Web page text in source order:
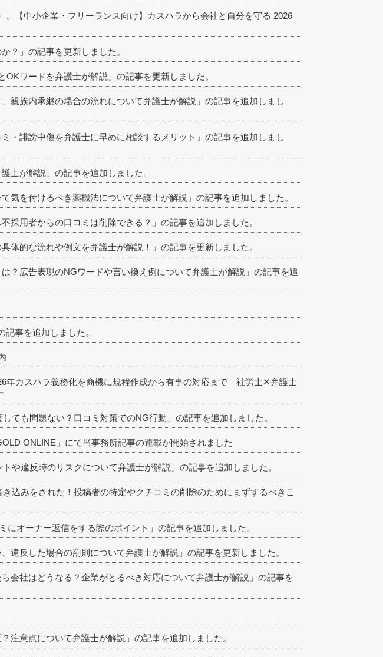
、【中小企業・フリーランス向け】カスハラから会社と自分を守る 2026
？」の記事を更新しました。
OKワードを弁護士が解説」の記事を更新しました。
親族内承継の場合の流れについて弁護士が解説」の記事を追加しまし
・誹謗中傷を弁護士に早めに相談するメリット」の記事を追加しまし
士が解説」の記事を追加しました。
気を付けるべき薬機法について弁護士が解説」の記事を追加しました。
採用者からの口コミは削除できる？」の記事を追加しました。
体的な流れや例文を弁護士が解説！」の記事を更新しました。
？広告表現のNGワードや言い換え例について弁護士が解説」の記事を追
記事を追加しました。
年カスハラ義務化を商機に規程作成から有事の対応まで 社労士✕弁護士
ても問題ない？口コミ対策でのNG行動」の記事を追加しました。
ONLINE」にて当事務所記事の連載が開始されました
や違反時のリスクについて弁護士が解説」の記事を追加しました。
き込みをされた！投稿者の特定やクチコミの削除のためにまずするべきこ
にオーナー返信をする際のポイント」の記事を追加しました。
違反した場合の罰則について弁護士が解説」の記事を更新しました。
会社はどうなる？企業がとるべき対応について弁護士が解説」の記事を
注意点について弁護士が解説」の記事を追加しました。